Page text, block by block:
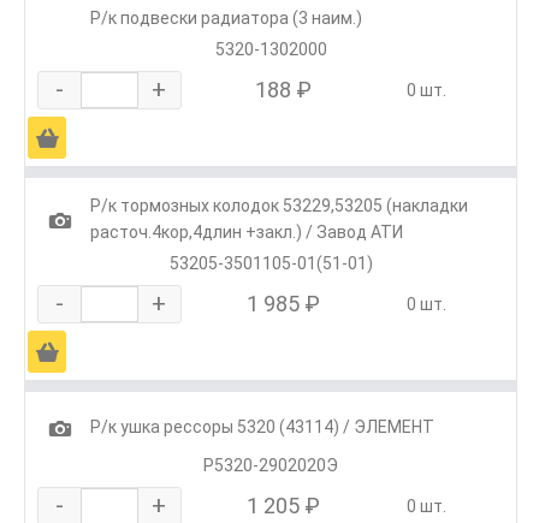
Р/к подвески радиатора (3 наим.)
5320-1302000
- + 188 ₽ 0 шт.
Ä
1
Р/к тормозных колодок 53229,53205 (накладки
расточ.4кор,4длин +закл.) / Завод АТИ
53205-3501105-01(51-01)
- + 1 985 ₽ 0 шт.
Ä
1
Р/к ушка рессоры 5320 (43114) / ЭЛЕМЕНТ
Р5320-2902020Э
- + 1 205 ₽ 0 шт.